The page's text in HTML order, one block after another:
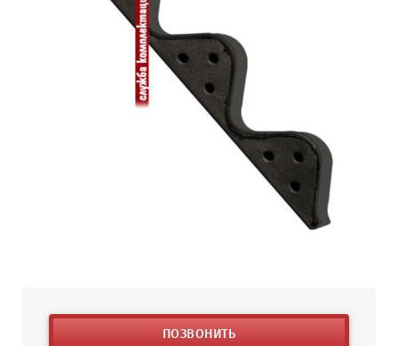
ПОЗВОНИТЬ